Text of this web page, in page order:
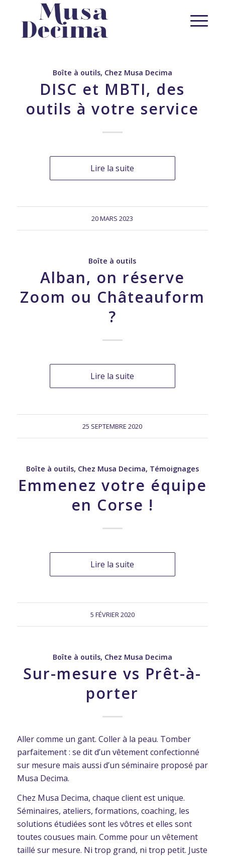
Boîte à outils, Chez Musa Decima
DISC et MBTI, des
outils à votre service
Lire la suite
20 MARS 2023
Boîte à outils
Alban, on réserve
Zoom ou Châteauform
?
Lire la suite
25 SEPTEMBRE 2020
Boîte à outils, Chez Musa Decima, Témoignages
Emmenez votre équipe
en Corse !
Lire la suite
5 FÉVRIER 2020
Boîte à outils, Chez Musa Decima
Sur-mesure vs Prêt-à-
porter
Aller comme un gant. Coller à la peau. Tomber
parfaitement : se dit d’un vêtement confectionné
sur mesure mais aussi d’un séminaire proposé par
Musa Decima.
Chez Musa Decima, chaque client est unique.
Séminaires, ateliers, formations, coaching, les
solutions étudiées sont les vôtres et elles sont
toutes cousues main. Comme pour un vêtement
taillé sur mesure. Ni trop grand, ni trop petit. Juste